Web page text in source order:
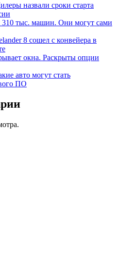
назвали сроки старта
310 тыс. машин. Они могут сами
8 сошел с конвейера в
окна. Раскрыты опции
авто могут стать
ПО